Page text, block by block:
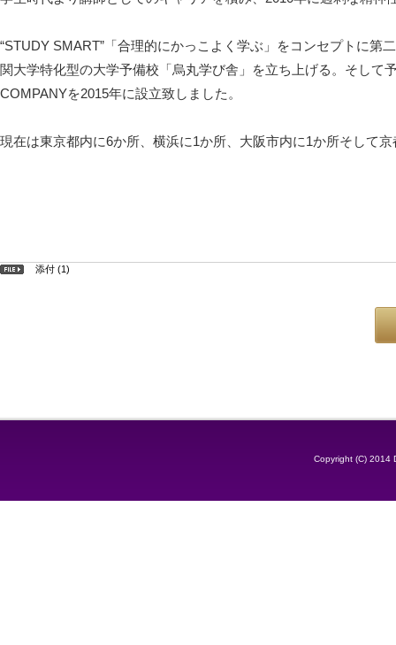
“STUDY SMART”「合理的にかっこよく学ぶ」をコンセプトに
関大学特化型の大学予備校「烏丸学び舎」を立ち上げる。そし
COMPANYを2015年に設立致しました。
現在は東京都内に6か所、横浜に1か所、大阪市内に1か所そして
添付 (1)
Copyright (C) 2014